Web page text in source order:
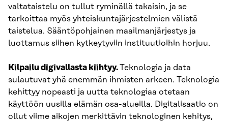
valtataistelu on tullut ryminällä takaisin, ja se
tarkoittaa myös yhteiskuntajärjestelmien välistä
taistelua. Sääntöpohjainen maailmanjärjestys ja
luottamus siihen kytkeytyviin instituutioihin horjuu.
Kilpailu digivallasta kiihtyy. Teknologia ja data
sulautuvat yhä enemmän ihmisten arkeen. Teknologia
kehittyy nopeasti ja uutta teknologiaa otetaan
käyttöön uusilla elämän osa-alueilla. Digitalisaatio on
ollut viime aikojen merkittävin teknologinen kehitys,